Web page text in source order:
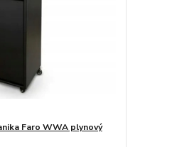
Faro WWA plynový